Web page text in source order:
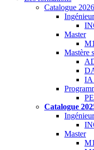
Catalogue
Ingénieur
Master
Mastère
IA
Catalogue
Ingénieur
Master